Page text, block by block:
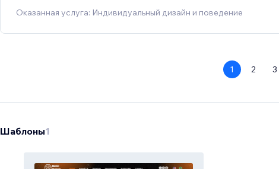
Оказанная услуга: Индивидуальный дизайн и поведение
1 2 3
Шаблоны1